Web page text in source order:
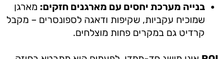
בנייה מערכת יחסים עם מארגנים חזקים: מארגן
שמוכיח עקביות, שקיפות ודאגה לספונסרים – מקבל
קרדיט גם במקרים פחות מוצלחים.